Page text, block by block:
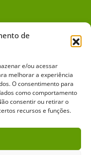
de
e/ou acessar
melhorar a experiência
O consentimento para
como comportamento
consentir ou retirar o
recursos e funções.
Anuncie